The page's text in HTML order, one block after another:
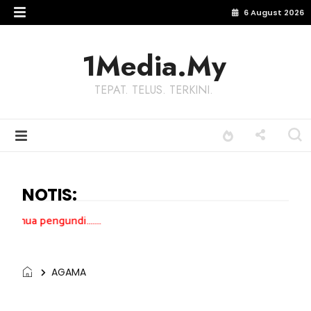
6 August 2026
1Media.My
TEPAT. TELUS. TERKINI.
NOTIS:
AGAMA